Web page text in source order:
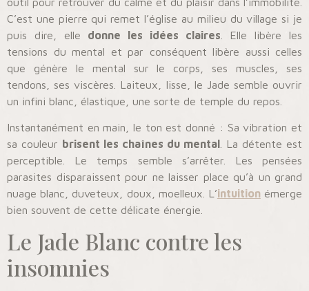
C’est une pierre qui remet l’église au milieu du village si je
puis dire, elle donne les idées claires . Elle libère les
tensions du mental et par conséquent libère aussi celles
que génère le mental sur le corps, ses muscles, ses
tendons, ses viscères. Laiteux, lisse, le Jade semble ouvrir
un infini blanc, élastique, une sorte de temple du repos.
Instantanément en main, le ton est donné : Sa vibration et
sa couleur brisent les chaînes du mental
. La détente est
perceptible. Le temps semble s’arrêter. Les pensées
parasites disparaissent pour ne laisser place qu’à un grand
nuage blanc, duveteux, doux, moelleux. L’intuitionémerge
bien souvent de cette délicate énergie.
Le Jade Blanc contre les
insomnies